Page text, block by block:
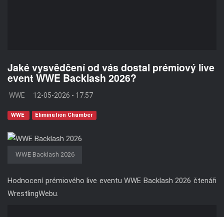
Jaké vysvědčení od vás dostal prémiový live
event WWE Backlash 2026?
WWE 12-05-2026 - 17:57
WWE Elimination Chamber
WWE Backlash 2026
Hodnocení prémiového live eventu WWE Backlash 2026 čtenáři
WrestlingWebu.